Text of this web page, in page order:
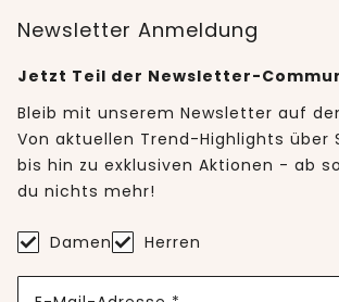
Newsletter Anmeldung
Jetzt Teil der Newsletter-
Bleib mit unserem Newsletter auf
Von aktuellen Trend-Highlights über
bis hin zu exklusiven Aktionen - ab
du nichts mehr!
Damen Herren